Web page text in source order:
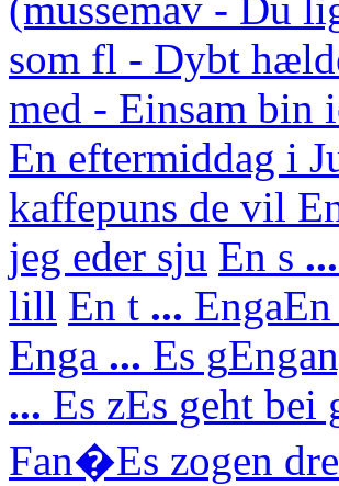
som fl - Dybt
med - Einsam bin
En eftermiddag i
kaffepuns de vil
jeg eder sju En s ...
lill En t ... Enga
Enga ... Es g
... Es zEs geht bei
Fan�Es zogen